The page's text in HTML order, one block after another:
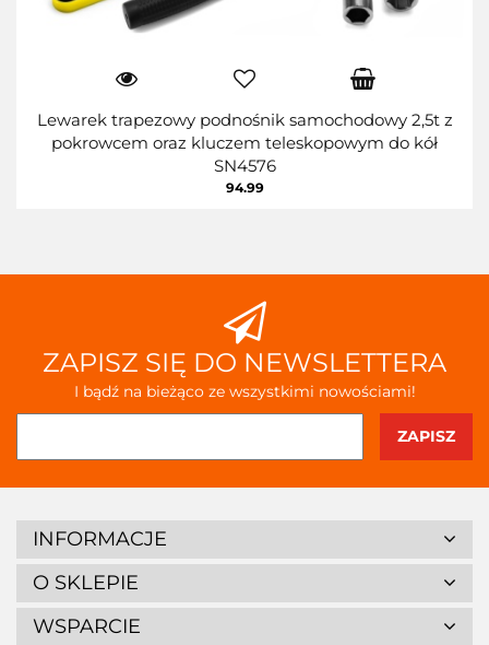
Lewarek trapezowy podnośnik samochodowy 2,5t z
pokrowcem oraz kluczem teleskopowym do kół
SN4576
94.99
ZAPISZ SIĘ DO NEWSLETTERA
I bądź na bieżąco ze wszystkimi nowościami!
INFORMACJE
O SKLEPIE
WSPARCIE